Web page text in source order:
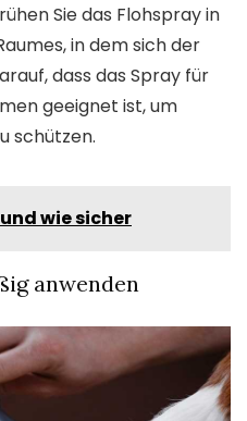
Sie das Flohspray in
in dem sich der
dass das Spray für
geeignet ist, um
schützen.
wie sicher
anwenden